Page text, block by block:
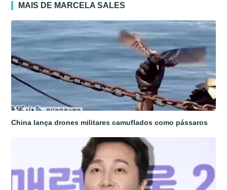
MAIS DE MARCELA SALES
China lança drones militares camuflados como pássaros